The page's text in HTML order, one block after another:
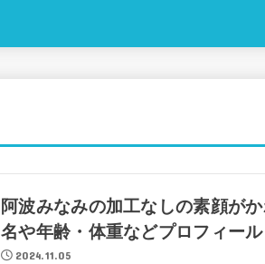
阿波みなみの加工なしの素顔が
名や年齢・体重などプロフィー
2024.11.05